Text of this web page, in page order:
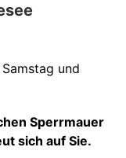
und
Sperrmauer
sich auf Sie.